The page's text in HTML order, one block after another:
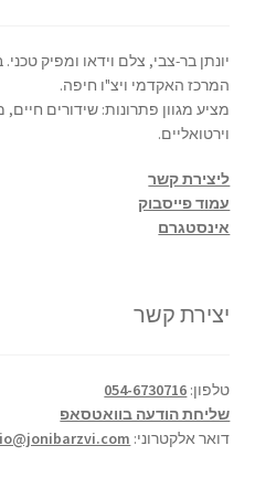
יונתן בר-צבי, צלם וידאו ומפיק
המרכז האקדמי ויצ"ו חיפה.
מציע מגוון פתרונות: שידורים
וירטואליים.
ליצירת קשר
עמוד פייסבוק
אינסטגרם
יצירת קשר
טלפון: 054-6730716
שליחת הודעה בוואטסאפ
דואר אלקטרוני: